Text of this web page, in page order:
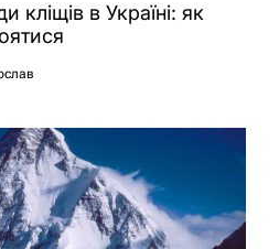
кліщів в Україні: як